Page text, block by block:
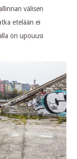
välisen
etelään ei
on upouusi